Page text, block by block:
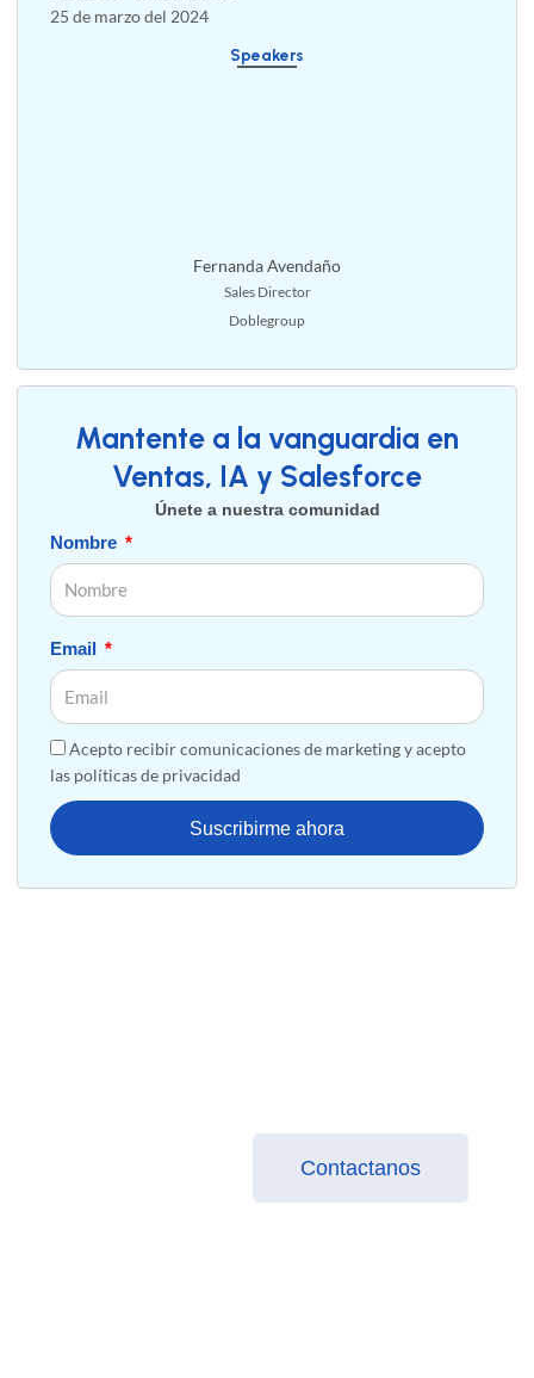
25 de marzo del 2024
Speakers
Fernanda Avendaño
Sales Director
Doblegroup
Mantente a la vanguardia en
Ventas, IA y Salesforce
Únete a nuestra comunidad
Nombre
Email
Acepto recibir comunicaciones de marketing y acepto
las políticas de privacidad
Suscribirme ahora
Contactanos